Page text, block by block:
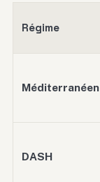
Régime
Méditerranéen
DASH